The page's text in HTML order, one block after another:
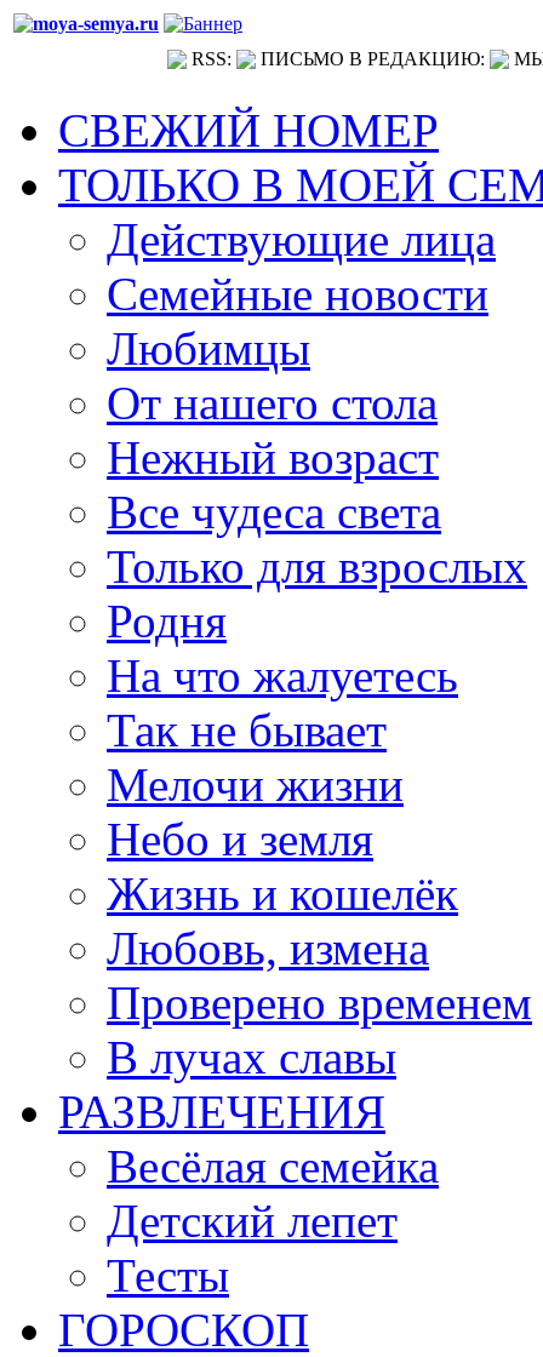
RSS: ПИСЬМО В РЕДАКЦИЮ:
СВЕЖИЙ НОМЕР
ТОЛЬКО В МОЕЙ
Действующие лица
Семейные новости
Любимцы
От нашего стола
Нежный возраст
Все чудеса света
Только для взрослых
Родня
На что жалуетесь
Так не бывает
Мелочи жизни
Небо и земля
Жизнь и кошелёк
Любовь, измена
Проверено временем
В лучах славы
РАЗВЛЕЧЕНИЯ
Весёлая семейка
Детский лепет
Тесты
ГОРОСКОП